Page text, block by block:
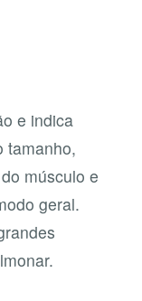
e indica
tamanho,
músculo e
geral.